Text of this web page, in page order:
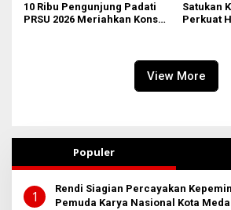
10 Ribu Pengunjung Padati
PRSU 2026 Meriahkan Konser
Satukan
Perkuat
Belawan
View More
Populer
1
Rendi Siagian Percayakan
Pemuda Karya Nasional Kota